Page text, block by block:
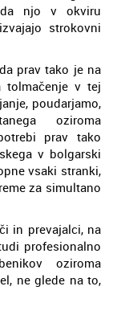
njo v okviru
strokovni
prav tako je na
tolmačenje v tej
poudarjamo,
oziroma
prav tako
v bolgarski
vsaki stranki,
za simultano
in prevajalci, na
profesionalno
oziroma
ne glede na to,